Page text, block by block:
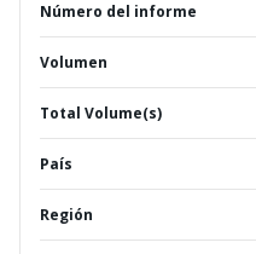
Número del informe
Volumen
Total Volume(s)
País
Región